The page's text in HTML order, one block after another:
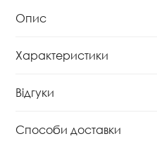
Опис
Характеристики
Відгуки
Способи доставки